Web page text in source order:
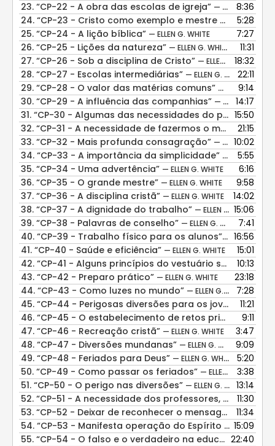
23. “CP-22 - A obra das escolas de igreja” — ELLEN G. WHITE
8:36
24. “CP-23 - Cristo como exemplo e mestre de jovens”
5:28
25. “CP-24 - A lição bíblica” — ELLEN G. WHITE
7:27
26. “CP-25 - Lições da natureza” — ELLEN G. WHITE
11:31
27. “CP-26 - Sob a disciplina de Cristo” — ELLEN G. WHITE
18:32
28. “CP-27 - Escolas intermediárias” — ELLEN G. WHITE
22:11
29. “CP-28 - O valor das matérias comuns” — ELLEN G.
9:14
30. “CP-29 - A influência das companhias” — ELLEN G. WHITE
14:17
31. “CP-30 - Algumas das necessidades do professor cristão”
15:50
32. “CP-31 - A necessidade de fazermos o melhor que nos seja possível”
21:15
33. “CP-32 - Mais profunda consagração” — ELLEN G. WHITE
10:02
34. “CP-33 - A importância da simplicidade” — ELLEN G.
5:55
35. “CP-34 - Uma advertência” — ELLEN G. WHITE
6:16
36. “CP-35 - O grande mestre” — ELLEN G. WHITE
9:58
37. “CP-36 - A disciplina cristã” — ELLEN G. WHITE
14:02
38. “CP-37 - A dignidade do trabalho” — ELLEN G. WHITE
15:06
39. “CP-38 - Palavras de conselho” — ELLEN G. WHITE
7:41
40. “CP-39 - Trabalho físico para os alunos” — ELLEN G.
16:56
41. “CP-40 - Saúde e eficiência” — ELLEN G. WHITE
15:01
42. “CP-41 - Alguns princípios do vestuário saudável”
10:13
43. “CP-42 - Preparo prático” — ELLEN G. WHITE
23:18
44. “CP-43 - Como luzes no mundo” — ELLEN G. WHITE
7:28
45. “CP-44 - Perigosas diversões para os jovens” — ELLEN
11:21
46. “CP-45 - O estabelecimento de retos princípios na juventude”
9:11
47. “CP-46 - Recreação cristã” — ELLEN G. WHITE
3:47
48. “CP-47 - Diversões mundanas” — ELLEN G. WHITE
9:09
49. “CP-48 - Feriados para Deus” — ELLEN G. WHITE
5:20
50. “CP-49 - Como passar os feriados” — ELLEN G. WHITE
3:38
51. “CP-50 - O perigo nas diversões” — ELLEN G. WHITE
13:14
52. “CP-51 - A necessidade dos professores, do auxílio do Espírito Santo”
11:30
53. “CP-52 - Deixar de reconhecer o mensageiro de Deus”
11:34
54. “CP-53 - Manifesta operação do Espírito Santo”
15:09
55. “CP-54 - O falso e o verdadeiro na educação” —
22:40